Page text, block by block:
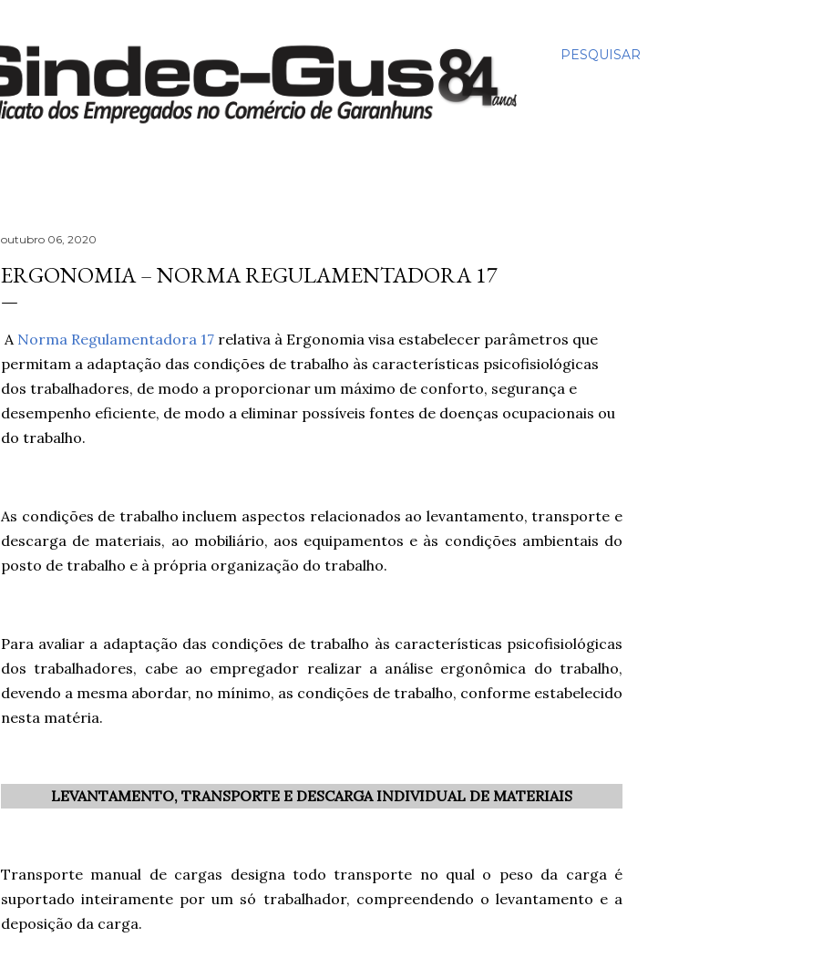
PESQUISAR
outubro 06, 2020
ERGONOMIA – NORMA REGULAMENTADORA 17
A Norma Regulamentadora 17 relativa à Ergonomia visa estabelecer parâmetros que
permitam a adaptação das condições de trabalho às características psicofisiológicas
dos trabalhadores, de modo a proporcionar um máximo de conforto, segurança e
desempenho eficiente, de modo a eliminar possíveis fontes de doenças ocupacionais ou
do trabalho.
As condições de trabalho incluem aspectos relacionados ao levantamento, transporte e
descarga de materiais, ao mobiliário, aos equipamentos e às condições ambientais do
posto de trabalho e à própria organização do trabalho.
Para avaliar a adaptação das condições de trabalho às características psicofisiológicas
dos trabalhadores, cabe ao empregador realizar a análise ergonômica do trabalho,
devendo a mesma abordar, no mínimo, as condições de trabalho, conforme estabelecido
nesta matéria.
LEVANTAMENTO, TRANSPORTE E DESCARGA INDIVIDUAL DE MATERIAIS
Transporte manual de cargas designa todo transporte no qual o peso da carga é
suportado inteiramente por um só trabalhador, compreendendo o levantamento e a
deposição da carga.